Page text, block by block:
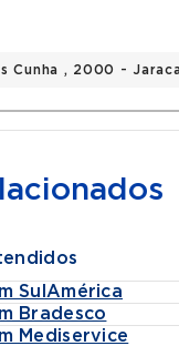
Cunha , 2000 -
SulAmérica
Bradesco
Mediservice